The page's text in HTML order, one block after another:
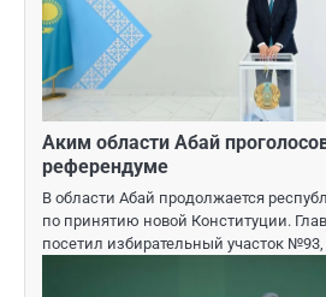
Аким области Абай
референдуме
В области Абай продолжается
по принятию новой Конституции.
посетил избирательный участок